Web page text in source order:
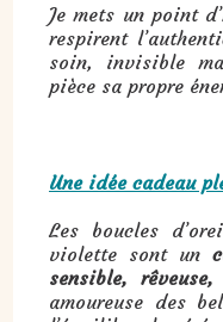
Je mets un point
respirent
soin, invisible
pièce sa propre
Une idée cadeau
Les boucles
violette sont un
sensible,
amoureuse des